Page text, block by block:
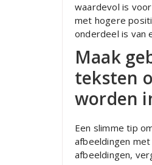
waardevol is
met hogere
onderdeel is van
Maak
teksten
worden
Een slimme tip
afbeeldingen
afbeeldingen,